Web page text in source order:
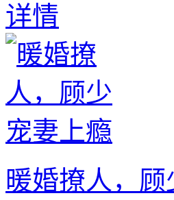
详情
暖婚撩人，